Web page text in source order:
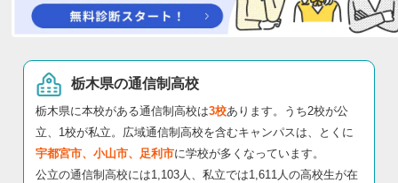
栃木県の通信制高校
栃木県に本校がある通信制高校は3校あります。うち2校が公
立、1校が私立。広域通信制高校を含むキャンパスは、とくに
宇都宮市、小山市、足利市に学校が多くなっています。
公立の通信制高校には1,103人、私立では1,611人の高校生が在